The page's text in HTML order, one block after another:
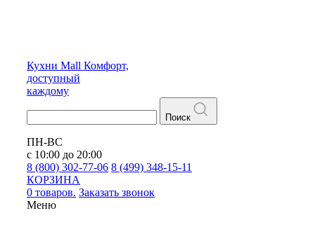
Кухни Mall Комфорт,
доступный
каждому
Поиск
ПН-ВС
с 10:00 до 20:00
8 (800) 302-77-06 8 (499) 348-15-11
КОРЗИНА
0 товаров. Заказать звонок
Меню